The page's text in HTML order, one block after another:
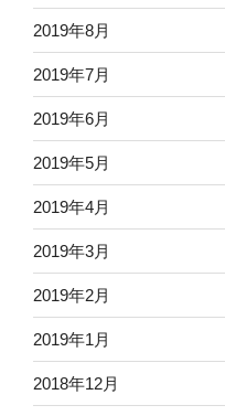
2019年8月
2019年7月
2019年6月
2019年5月
2019年4月
2019年3月
2019年2月
2019年1月
2018年12月